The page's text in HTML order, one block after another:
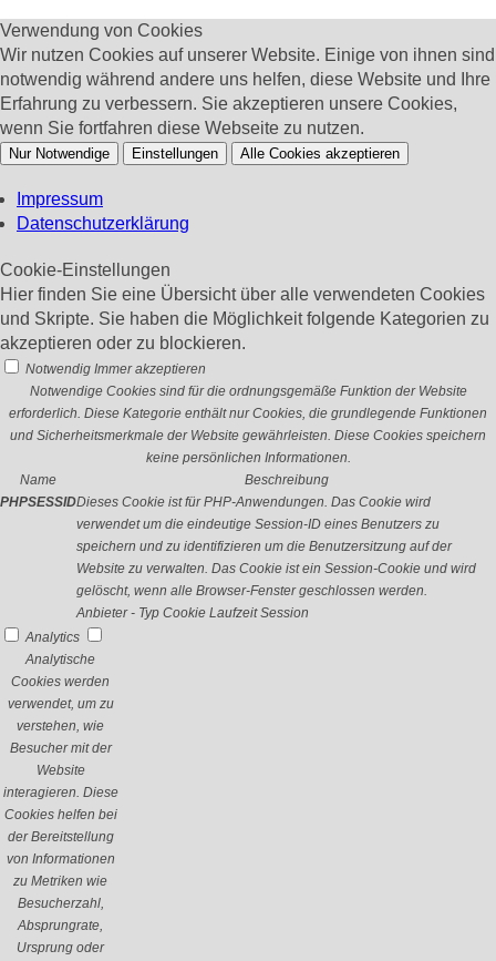
Verwendung von Cookies
Wir nutzen Cookies auf unserer Website. Einige von ihnen sind
notwendig während andere uns helfen, diese Website und Ihre
Erfahrung zu verbessern. Sie akzeptieren unsere Cookies,
wenn Sie fortfahren diese Webseite zu nutzen.
Nur Notwendige Einstellungen Alle Cookies akzeptieren
Impressum
Datenschutzerklärung
Cookie-Einstellungen
Hier finden Sie eine Übersicht über alle verwendeten Cookies
und Skripte. Sie haben die Möglichkeit folgende Kategorien zu
akzeptieren oder zu blockieren.
Notwendig Immer akzeptieren
Notwendige Cookies sind für die ordnungsgemäße Funktion der Website
erforderlich. Diese Kategorie enthält nur Cookies, die grundlegende Funktionen
und Sicherheitsmerkmale der Website gewährleisten. Diese Cookies speichern
keine persönlichen Informationen.
Name
Beschreibung
PHPSESSIDDieses Cookie ist für PHP-Anwendungen. Das Cookie wird
verwendet um die eindeutige Session-ID eines Benutzers zu
speichern und zu identifizieren um die Benutzersitzung auf der
Website zu verwalten. Das Cookie ist ein Session-Cookie und wird
gelöscht, wenn alle Browser-Fenster geschlossen werden.
Anbieter - Typ Cookie Laufzeit Session
Analytics
Analytische
Cookies werden
verwendet, um zu
verstehen, wie
Besucher mit der
Website
interagieren. Diese
Cookies helfen bei
der Bereitstellung
von Informationen
zu Metriken wie
Besucherzahl,
Absprungrate,
Ursprung oder